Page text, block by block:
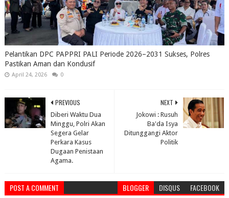
Pelantikan DPC PAPPRI PALI Periode 2026–2031 Sukses, Polres
Pastikan Aman dan Kondusif
April 24, 2026 0
NEXT
Jokowi : Rusuh
Ba'da Isya
Ditunggangi Aktor
Politik
PREVIOUS
Diberi Waktu Dua
Minggu, Polri Akan
Segera Gelar
Perkara Kasus
Dugaan Penistaan
Agama.
POST A COMMENT BLOGGER DISQUS FACEBOOK